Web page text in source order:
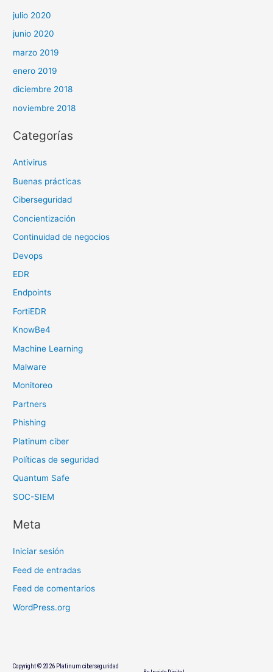
julio 2020
junio 2020
marzo 2019
enero 2019
diciembre 2018
noviembre 2018
Categorías
Antivirus
Buenas prácticas
Ciberseguridad
Concientización
Continuidad de negocios
Devops
EDR
Endpoints
FortiEDR
KnowBe4
Machine Learning
Malware
Monitoreo
Partners
Phishing
Platinum ciber
Políticas de seguridad
Quantum Safe
SOC-SIEM
Meta
Iniciar sesión
Feed de entradas
Feed de comentarios
WordPress.org
Copyright © 2026 Platinum ciberseguridad